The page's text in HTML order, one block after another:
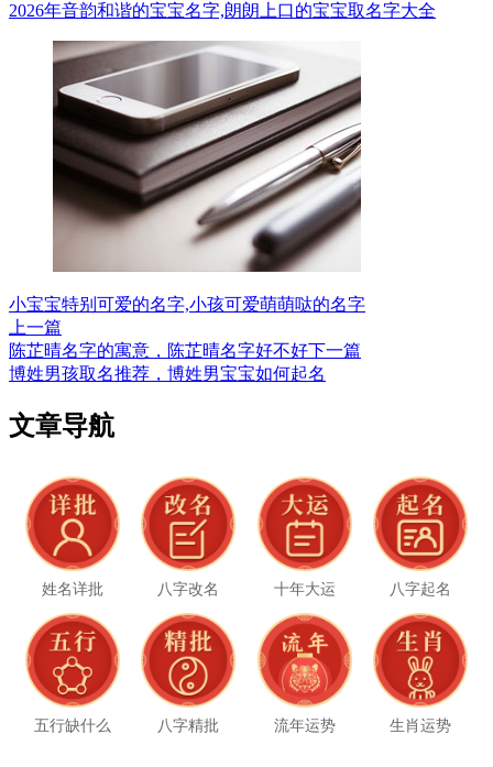
2026年音韵和谐的宝宝名字,朗朗上口的宝宝取名字大全
小宝宝特别可爱的名字,小孩可爱萌萌哒的名字
上一篇
陈芷晴名字的寓意，陈芷晴名字好不好下一篇
博姓男孩取名推荐，博姓男宝宝如何起名
文章导航
姓名详批 八字改名 十年大运 八字起名
五行缺什么 八字精批 流年运势 生肖运势